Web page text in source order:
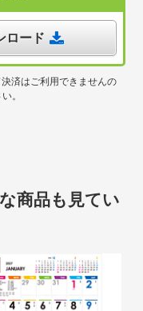
ロード
済はご利用できませんの
。
商品も見てい